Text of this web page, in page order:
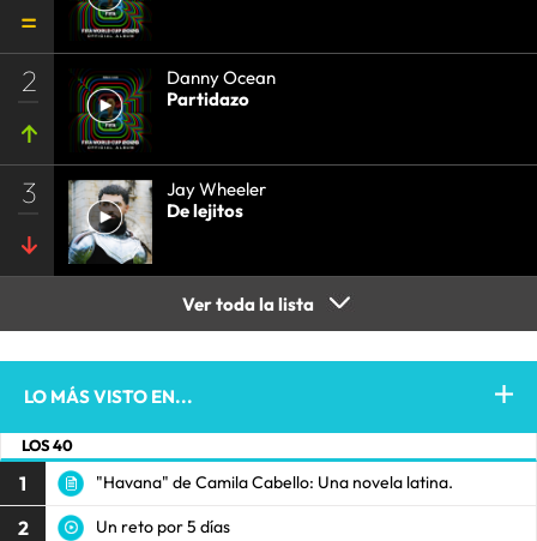
2
Danny Ocean
Partidazo
3
Jay Wheeler
De lejitos
Ver toda la lista
LO MÁS VISTO EN...
LOS 40
1 "Havana" de Camila Cabello: Una novela latina.
2 Un reto por 5 días